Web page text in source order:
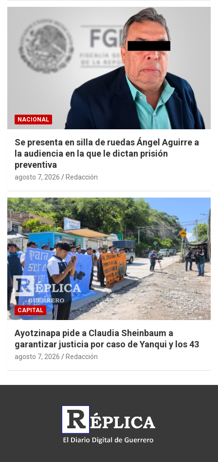
NACIONAL
Se presenta en silla de ruedas Ángel Aguirre a
la audiencia en la que le dictan prisión
preventiva
agosto 7, 2026 Redacción
CAPITAL
Ayotzinapa pide a Claudia Sheinbaum a
garantizar justicia por caso de Yanqui y los 43
agosto 7, 2026 Redacción